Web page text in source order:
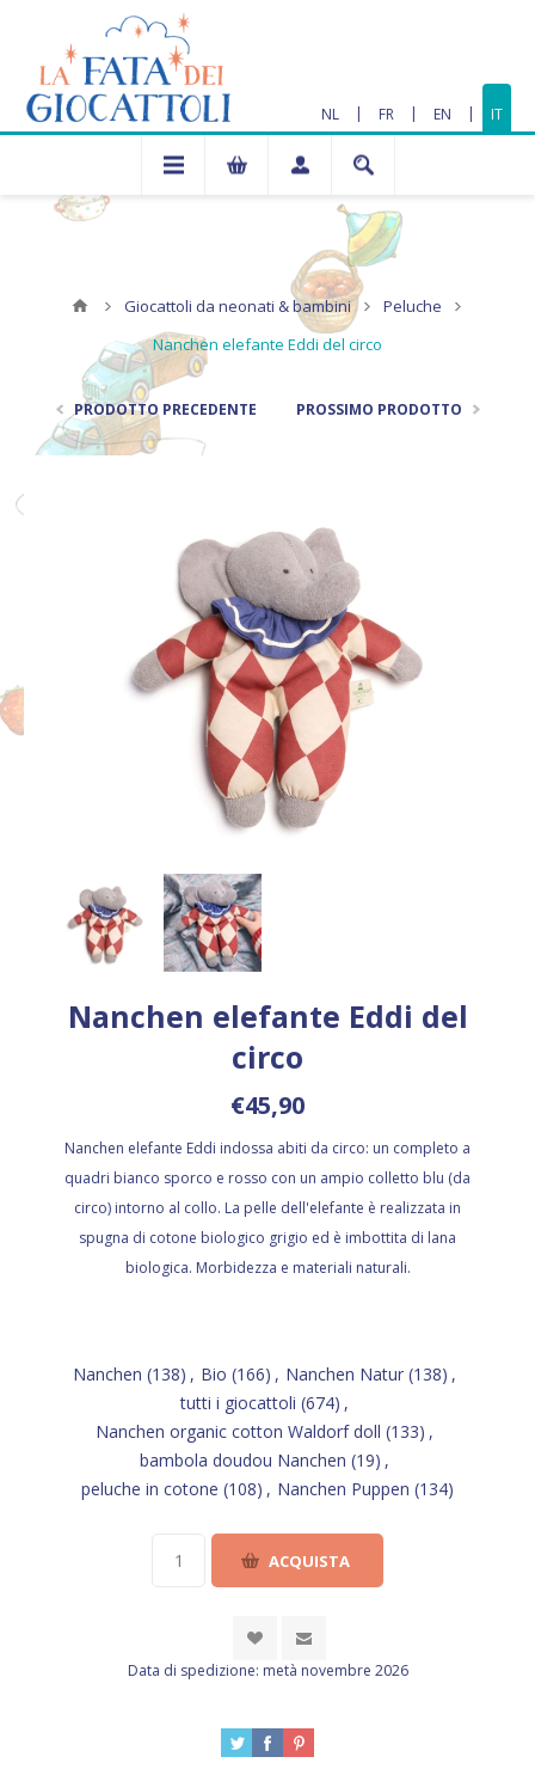
NL | FR | EN | IT
Giocattoli da neonati & bambini
Peluche
Nanchen elefante Eddi del circo
PRODOTTO PRECEDENTE PROSSIMO PRODOTTO
Nanchen elefante Eddi del
circo
€45,90
Nanchen elefante Eddi indossa abiti da circo: un completo a
quadri bianco sporco e rosso con un ampio colletto blu (da
circo) intorno al collo. La pelle dell'elefante è realizzata in
spugna di cotone biologico grigio ed è imbottita di lana
biologica. Morbidezza e materiali naturali.
Nanchen (138) , Bio (166) , Nanchen Natur (138) ,
tutti i giocattoli (674) ,
Nanchen organic cotton Waldorf doll (133) ,
bambola doudou Nanchen (19) ,
peluche in cotone (108) , Nanchen Puppen (134)
Data di spedizione: metà novembre 2026